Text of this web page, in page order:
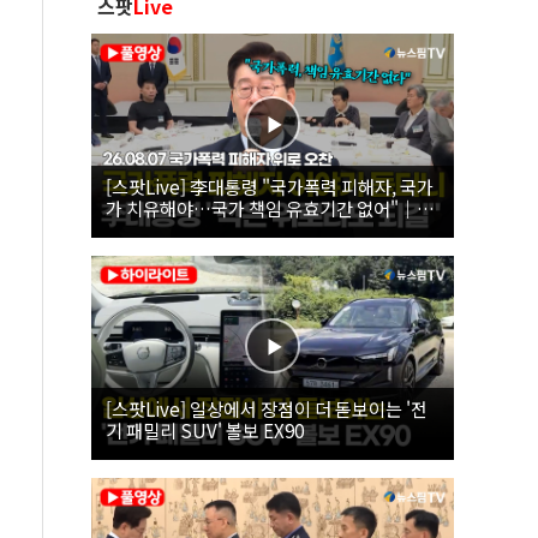
스팟Live
[스팟Live] 李대통령 "국가폭력 피해자, 국가
가 치유해야…국가 책임 유효기간 없어"｜
26.08.07 국가폭력 피해자 위로 오찬
[스팟Live] 일상에서 장점이 더 돋보이는 '전
기 패밀리 SUV' 볼보 EX90